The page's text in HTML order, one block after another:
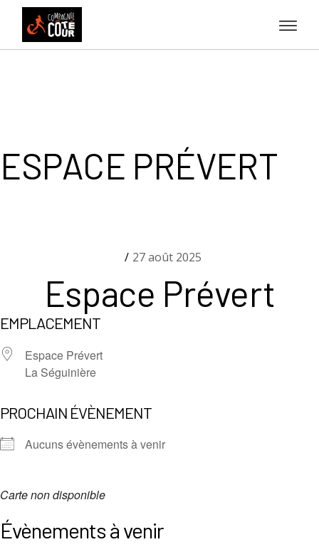
Skip
content
ESPACE PRÉVERT
27 août 2025
Espace Prévert
EMPLACEMENT
Espace Prévert
La Séguinière
PROCHAIN ÉVÈNEMENT
Aucuns évènements à venir
Carte non disponible
Évènements à venir